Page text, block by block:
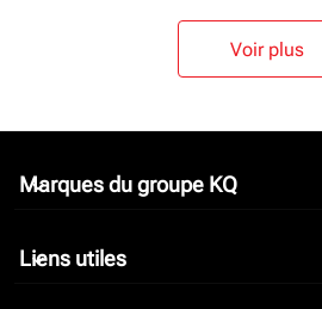
Voir plus
Marques du groupe KQ
keyboard_arrow_down
Liens utiles
keyboard_arrow_down